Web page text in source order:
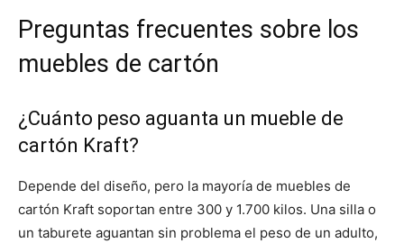
Preguntas frecuentes sobre los
muebles de cartón
¿Cuánto peso aguanta un mueble de
cartón Kraft?
Depende del diseño, pero la mayoría de muebles de
cartón Kraft soportan entre 300 y 1.700 kilos. Una silla o
un taburete aguantan sin problema el peso de un adulto,